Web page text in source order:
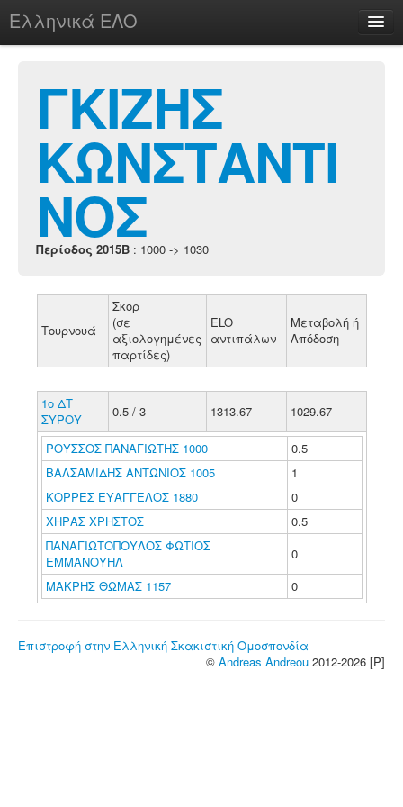
Ελληνικά ΕΛΟ
chesstu.be @ discord
Login
ΓΚΙΖΗΣ
ΚΩΝΣΤΑΝΤΙ
ΝΟΣ
Περίοδος 2015B : 1000 -> 1030
Τουρνουά
Σκορ
(σε
αξιολογημένες
παρτίδες)
ELO
αντιπάλων
Μεταβολή ή
Απόδοση
1ο ΔΤ
ΣΥΡΟΥ
0.5 / 3 1313.67 1029.67
ΡΟΥΣΣΟΣ ΠΑΝΑΓΙΩΤΗΣ 1000
0.5
ΒΑΛΣΑΜΙΔΗΣ ΑΝΤΩΝΙΟΣ 1005
1
ΚΟΡΡΕΣ ΕΥΑΓΓΕΛΟΣ 1880
0
ΧΗΡΑΣ ΧΡΗΣΤΟΣ
0.5
ΠΑΝΑΓΙΩΤΟΠΟΥΛΟΣ ΦΩΤΙΟΣ
ΕΜΜΑΝΟΥΗΛ
0
ΜΑΚΡΗΣ ΘΩΜΑΣ 1157
0
Επιστροφή στην Ελληνική Σκακιστική Ομοσπονδία
© Andreas Andreou 2012-2026 [P]